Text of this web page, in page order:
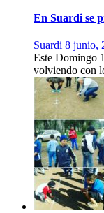
En Suardi se
Suardi 8 junio,
Este Domingo
volviendo con